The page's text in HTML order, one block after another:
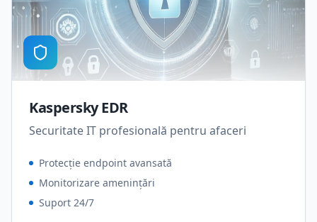
Kaspersky EDR
Securitate IT profesională pentru afaceri
Protecție endpoint avansată
Monitorizare amenințări
Suport 24/7